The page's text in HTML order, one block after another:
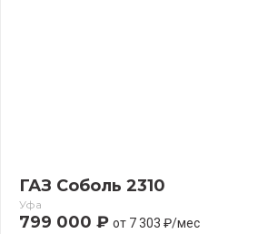
ГАЗ Соболь 2310
Уфа
799 000 ₽ от 7 303 ₽/мес